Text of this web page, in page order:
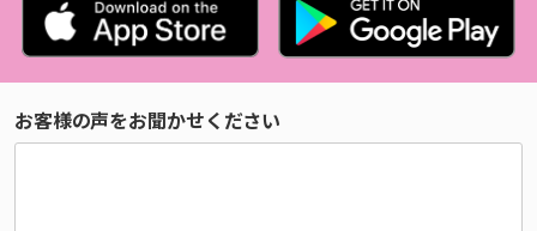
お客様の声をお聞かせください